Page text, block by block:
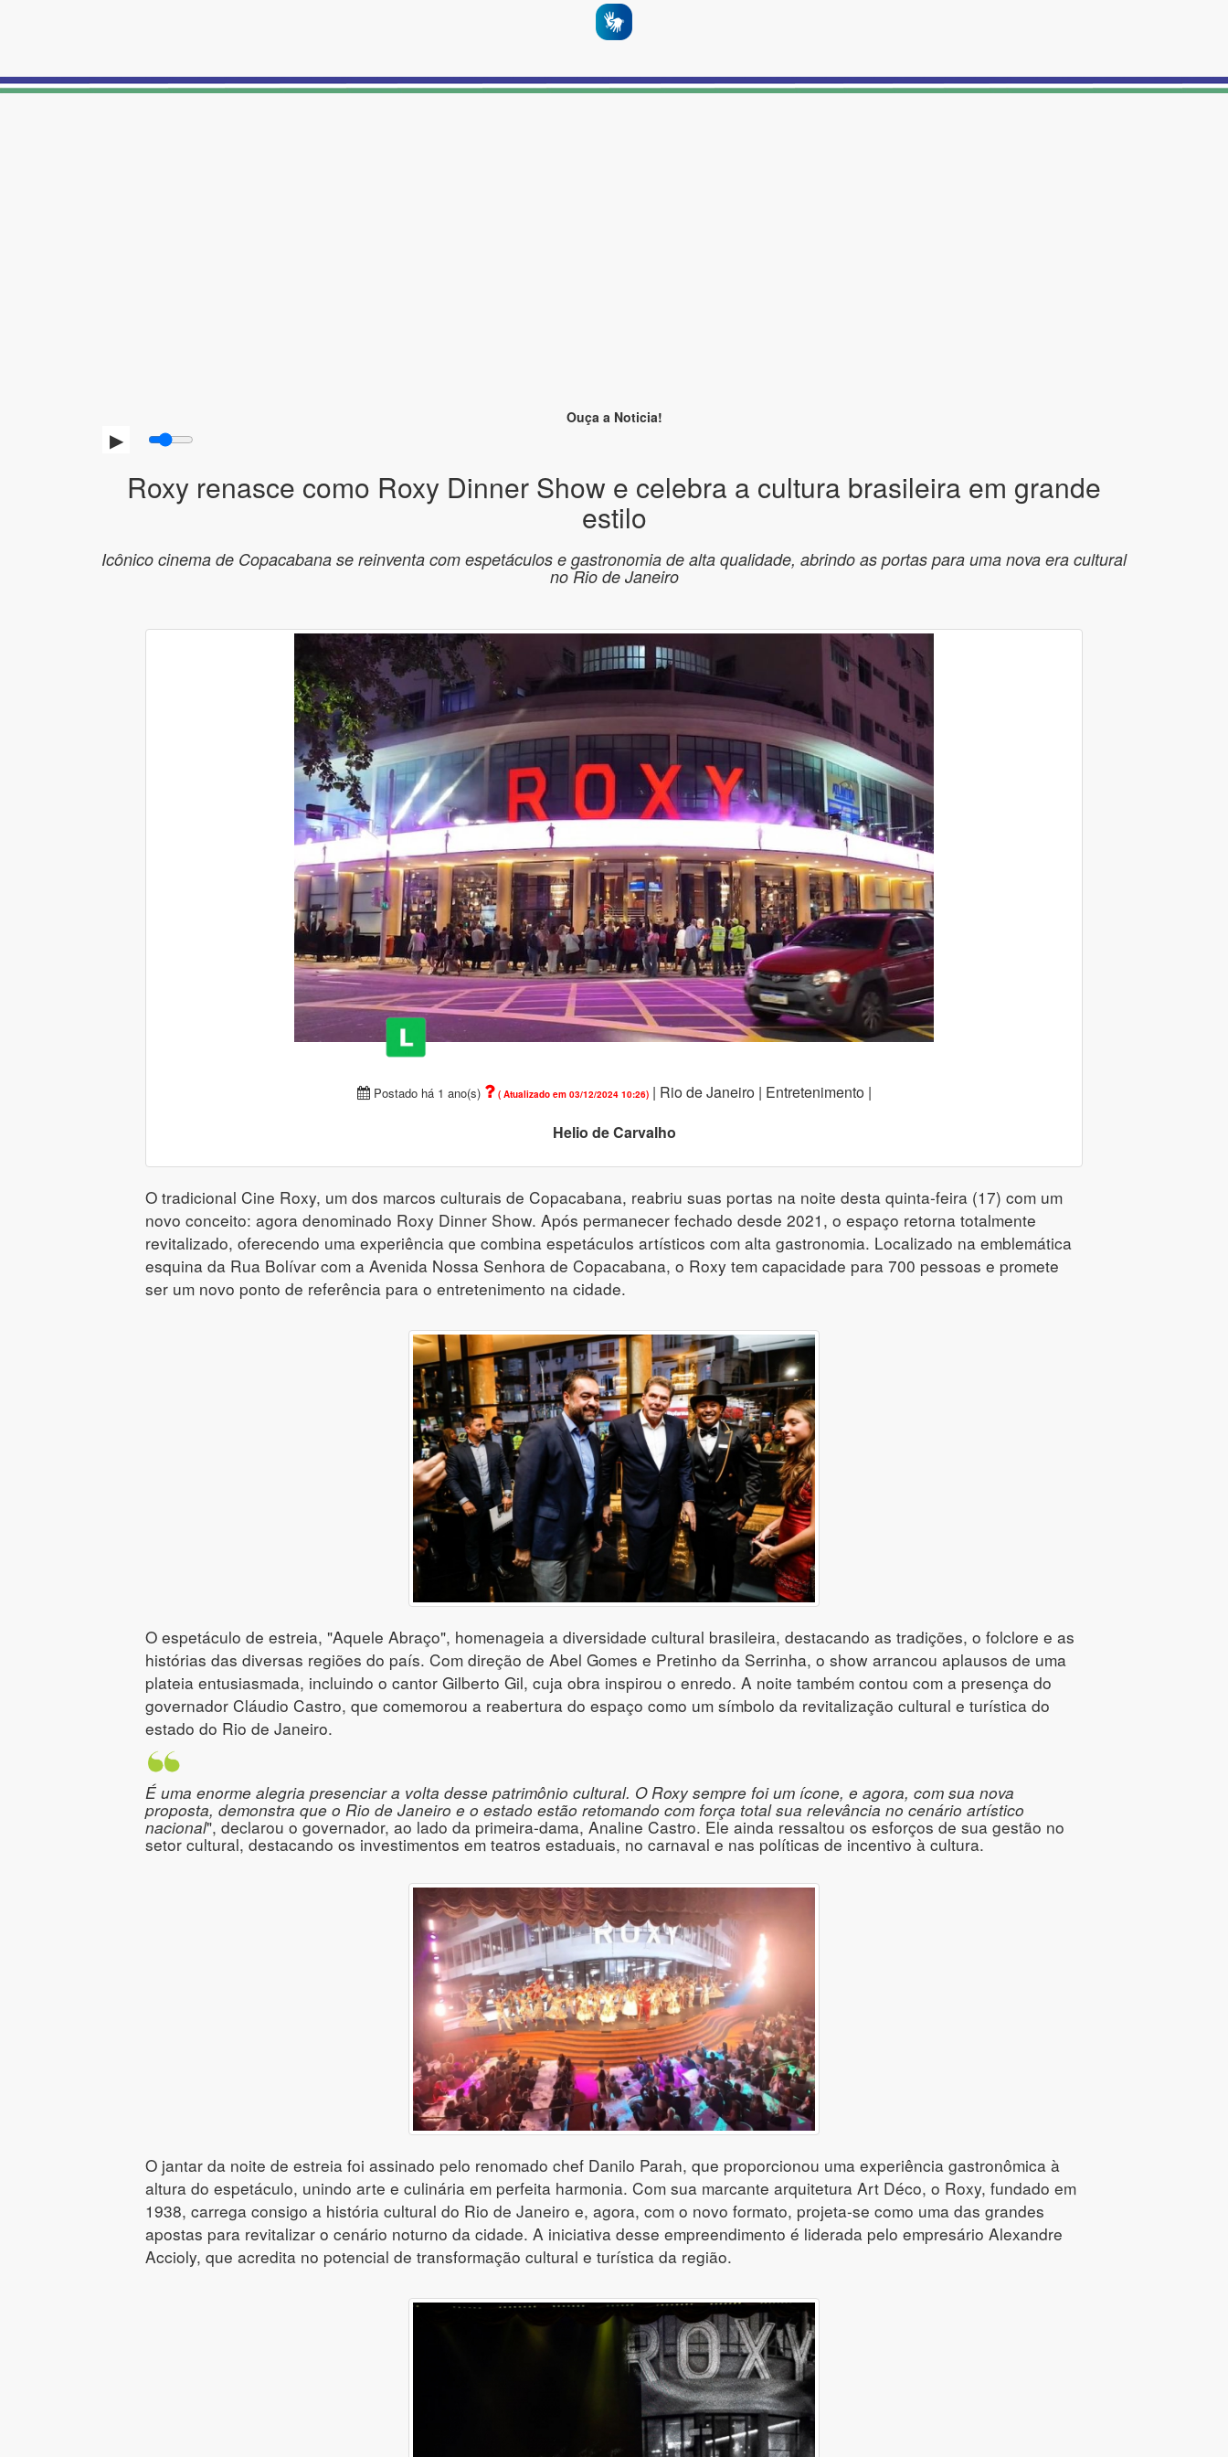
Ouça a Noticia!
Roxy renasce como Roxy Dinner Show e celebra a cultura brasileira em grande
estilo
Icônico cinema de Copacabana se reinventa com espetáculos e gastronomia de alta qualidade, abrindo as portas para uma nova era cultural
no Rio de Janeiro
Postado há 1 ano(s) ( Atualizado em 03/12/2024 10:26)| Rio de Janeiro | Entretenimento |
Helio de Carvalho
O tradicional Cine Roxy, um dos marcos culturais de Copacabana, reabriu suas portas na noite desta quinta-feira (17) com um
novo conceito: agora denominado Roxy Dinner Show. Após permanecer fechado desde 2021, o espaço retorna totalmente
revitalizado, oferecendo uma experiência que combina espetáculos artísticos com alta gastronomia. Localizado na emblemática
esquina da Rua Bolívar com a Avenida Nossa Senhora de Copacabana, o Roxy tem capacidade para 700 pessoas e promete
ser um novo ponto de referência para o entretenimento na cidade.
O espetáculo de estreia, "Aquele Abraço", homenageia a diversidade cultural brasileira, destacando as tradições, o folclore e as
histórias das diversas regiões do país. Com direção de Abel Gomes e Pretinho da Serrinha, o show arrancou aplausos de uma
plateia entusiasmada, incluindo o cantor Gilberto Gil, cuja obra inspirou o enredo. A noite também contou com a presença do
governador Cláudio Castro, que comemorou a reabertura do espaço como um símbolo da revitalização cultural e turística do
estado do Rio de Janeiro.
É uma enorme alegria presenciar a volta desse patrimônio cultural. O Roxy sempre foi um ícone, e agora, com sua nova
proposta, demonstra que o Rio de Janeiro e o estado estão retomando com força total sua relevância no cenário artístico
nacional", declarou o governador, ao lado da primeira-dama, Analine Castro. Ele ainda ressaltou os esforços de sua gestão no
setor cultural, destacando os investimentos em teatros estaduais, no carnaval e nas políticas de incentivo à cultura.
O jantar da noite de estreia foi assinado pelo renomado chef Danilo Parah, que proporcionou uma experiência gastronômica à
altura do espetáculo, unindo arte e culinária em perfeita harmonia. Com sua marcante arquitetura Art Déco, o Roxy, fundado em
1938, carrega consigo a história cultural do Rio de Janeiro e, agora, com o novo formato, projeta-se como uma das grandes
apostas para revitalizar o cenário noturno da cidade. A iniciativa desse empreendimento é liderada pelo empresário Alexandre
Accioly, que acredita no potencial de transformação cultural e turística da região.